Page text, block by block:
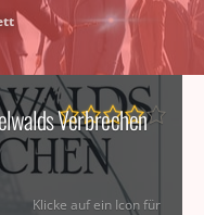
Verbrechen
Klicke auf ein Icon für